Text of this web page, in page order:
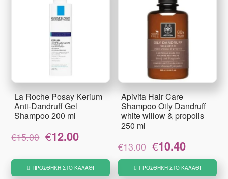
La Roche Posay Kerium
Anti-Dandruff Gel
Shampoo 200 ml
€15.00
Original
price
€12.00
€12.00.
ΠΡΟΣΘΉΚΗ ΣΤΟ ΚΑΛΆΘΙ
Apivita Hair Care
Shampoo Oily Dandruff
white willow & propolis
250 ml
€13.00
Original
price
was:
€13.00.
€10.40
τιμή
είναι:
ΠΡΟΣΘΉΚΗ ΣΤΟ ΚΑΛΆΘΙ